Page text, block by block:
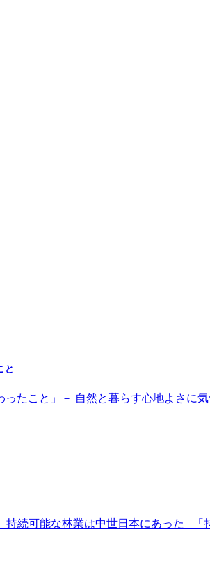
と
ったこと」－ 自然と暮らす心地よさ
持続可能な林業は中世日本にあった